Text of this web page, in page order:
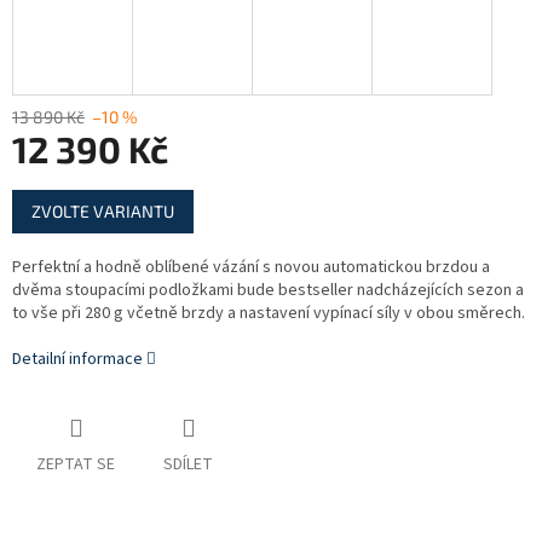
13 890 Kč –10 %
12 390 Kč
Měrná
cena:
ZVOLTE VARIANTU
Perfektní a hodně oblíbené vázání s novou automatickou brzdou a
dvěma stoupacími podložkami bude bestseller nadcházejících sezon a
to vše při 280 g včetně brzdy a nastavení vypínací síly v obou směrech.
Detailní informace
ZEPTAT SE SDÍLET